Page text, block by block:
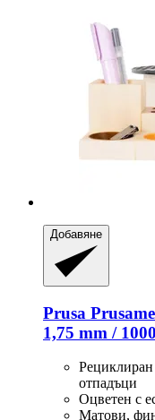
Добавяне
Prusa
1,75 mm /
отпадъци
Оцветен с
Матови,